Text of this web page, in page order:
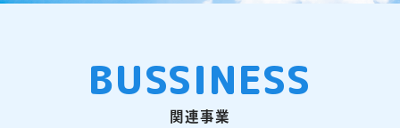
BUSSINESS
関連事業